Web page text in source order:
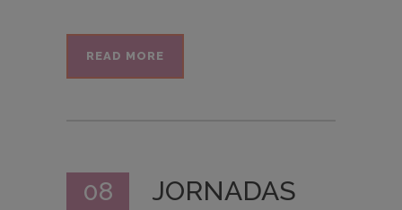
READ MORE
08
JORNADAS